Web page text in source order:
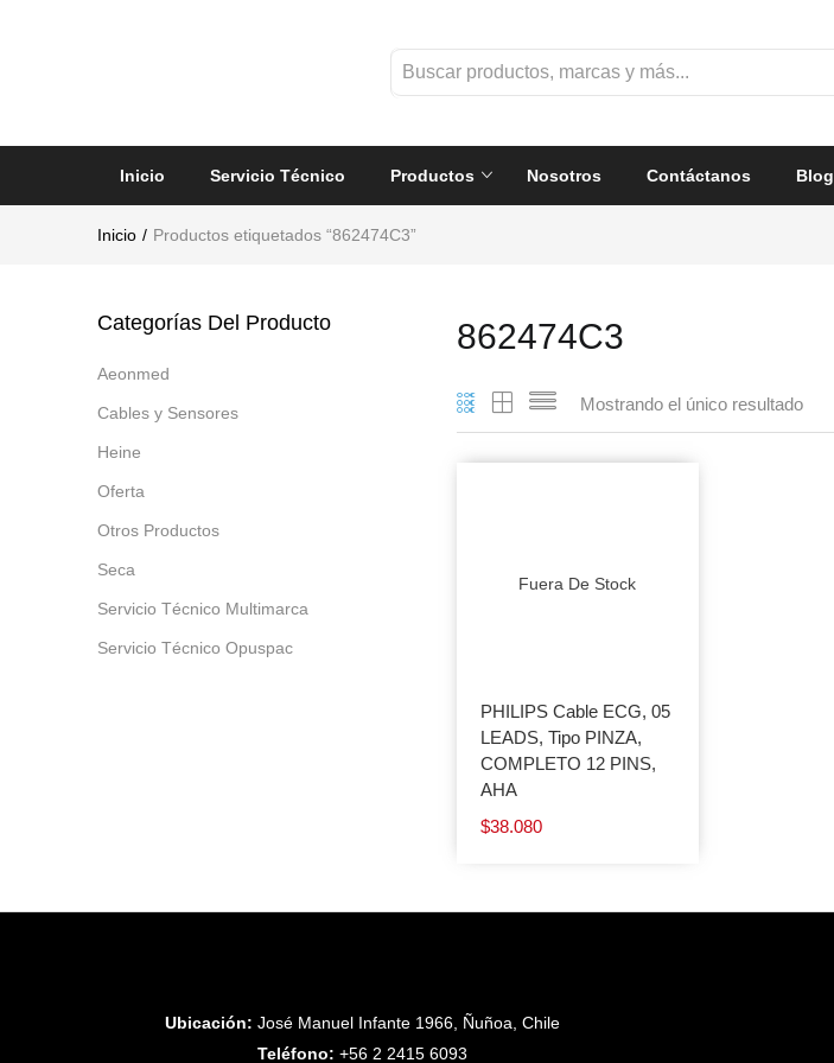
Inicio Servicio Técnico Productos Nosotros Contáctanos Blog
Inicio Productos etiquetados “862474C3”
862474C3
Mostrando el único resultado
Fuera De Stock
PHILIPS Cable ECG, 05
LEADS, Tipo PINZA,
COMPLETO 12 PINS,
AHA
$38.080
Categorías Del Producto
Aeonmed
Cables y Sensores
Heine
Oferta
Otros Productos
Seca
Servicio Técnico Multimarca
Servicio Técnico Opuspac
Ubicación: José Manuel Infante 1966, Ñuñoa, Chile
Teléfono: +56 2 2415 6093